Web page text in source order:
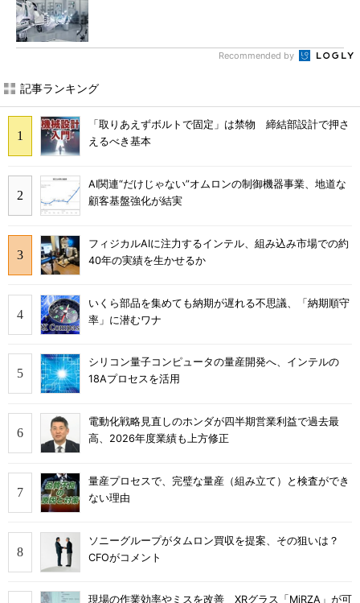
Recommended by
記事ランキング
「取りあえずボルトで固定」は禁物 締結部設計で押さ
えるべき基本
AI関連“だけじゃない”オムロンの制御機器事業、地道な
顧客基盤強化が結実
フィジカルAIに注力するインテル、組み込み市場での約
40年の実績を生かせるか
いくら部品を集めても納期が遅れる不思議、「納期順守
率」に潜むワナ
シリコン量子コンピュータの量産開発へ、インテルの
18Aプロセスを活用
電動化戦略見直しのホンダが四半期営業利益で過去最
高、2026年度業績も上方修正
量産プロセスで、完璧な量産（組み立て）と検査ができ
ない理由
ソニーグループがタムロン買収を提案、その狙いは？
CFOがコメント
現場の作業効率やミスを改善 XRグラス「MiRZA」が可